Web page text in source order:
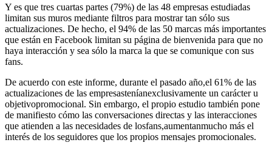
Y es que tres cuartas partes (79%) de las 48 empresas estudiadas
limitan sus muros mediante filtros para mostrar tan sólo sus
actualizaciones. De hecho, el 94% de las 50 marcas más importantes
que están en Facebook limitan su página de bienvenida para que no
haya interacción y sea sólo la marca la que se comunique con sus
fans.
De acuerdo con este informe, durante el pasado año,el 61% de las
actualizaciones de las empresasteníanexclusivamente un carácter u
objetivopromocional. Sin embargo, el propio estudio también pone
de manifiesto cómo las conversaciones directas y las interacciones
que atienden a las necesidades de losfans,aumentanmucho más el
interés de los seguidores que los propios mensajes promocionales.